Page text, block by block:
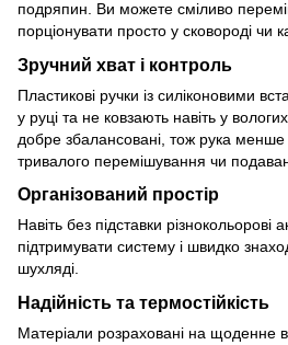
подряпин. Ви можете сміливо
порціонувати просто у сковороді чи
Зручний хват і контроль
Пластикові ручки із силіконовими
у руці та не ковзають навіть у
добре збалансовані, тож рука менше
тривалого перемішування чи
Організований простір
Навіть без підставки
підтримувати систему і швидко
шухляді.
Надійність та термостійкість
Матеріали розраховані на щоденне